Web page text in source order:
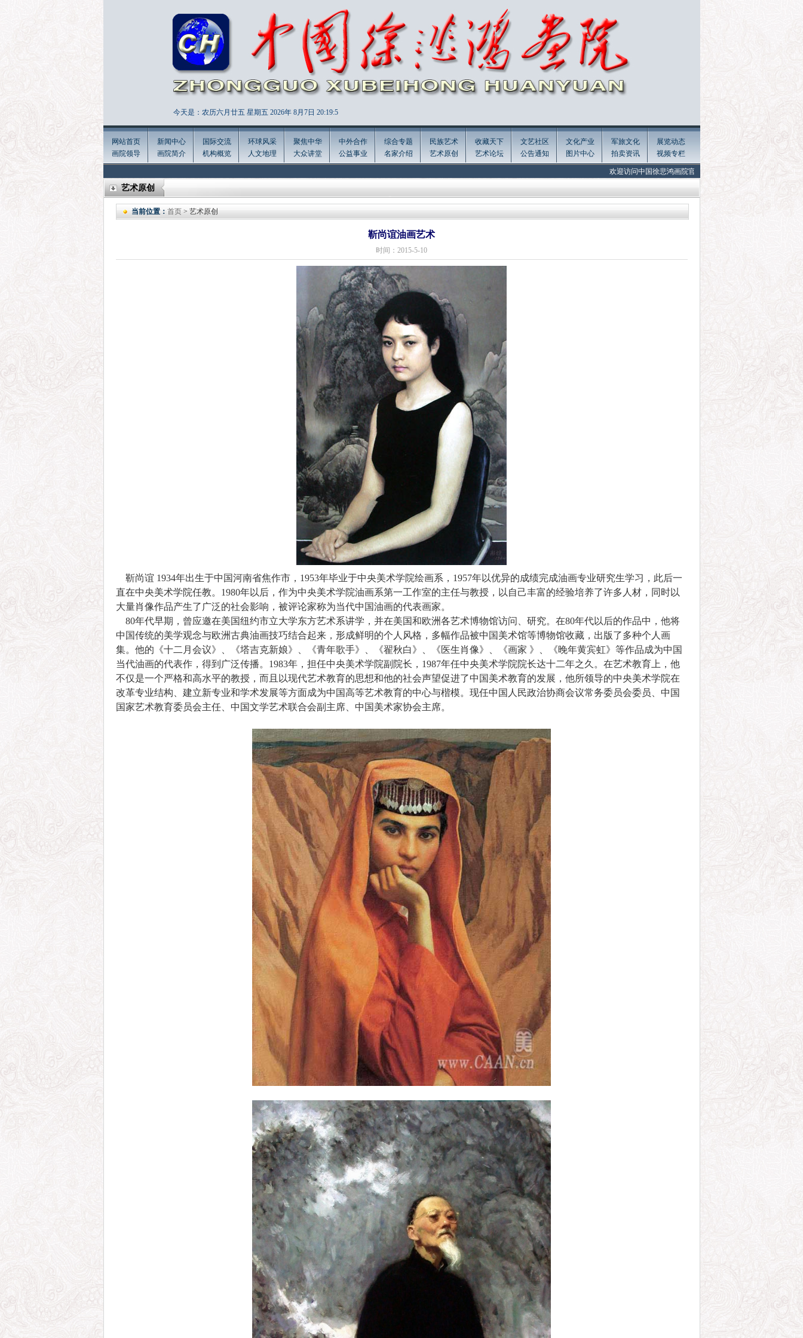
今天是：农历六月廿五 星期五 2026年 8月7日 20:19:7
网站首页
画院领导
新闻中心
画院简介
国际交流
机构概览
环球风采
人文地理
聚焦中华
大众讲堂
中外合作
公益事业
综合专题
名家介绍
民族艺术
艺术原创
收藏天下
艺术论坛
文艺社区
公告通知
文化产业
图片中心
军旅文化
拍卖资讯
展览动态
视频专栏
欢迎访问中国徐悲鸿画院官网! Welcome to the official website of Xu
艺术原创
当前位置： 首页> 艺术原创
靳尚谊油画艺术
时间：2015-5-10
靳尚谊 1934年出生于中国河南省焦作市，1953年毕业于中央美术学院绘画系，1957年以优异的成绩完成油画专业研究生学习，此后一
直在中央美术学院任教。1980年以后，作为中央美术学院油画系第一工作室的主任与教授，以自己丰富的经验培养了许多人材，同时以
大量肖像作品产生了广泛的社会影响，被评论家称为当代中国油画的代表画家。
80年代早期，曾应邀在美国纽约市立大学东方艺术系讲学，并在美国和欧洲各艺术博物馆访问、研究。在80年代以后的作品中，他将
中国传统的美学观念与欧洲古典油画技巧结合起来，形成鲜明的个人风格，多幅作品被中国美术馆等博物馆收藏，出版了多种个人画
集。他的《十二月会议》、《塔吉克新娘》、《青年歌手》、《翟秋白》、《医生肖像》、《画家 》、《晚年黄宾虹》等作品成为中国
当代油画的代表作，得到广泛传播。1983年，担任中央美术学院副院长，1987年任中央美术学院院长达十二年之久。在艺术教育上，他
不仅是一个严格和高水平的教授，而且以现代艺术教育的思想和他的社会声望促进了中国美术教育的发展，他所领导的中央美术学院在
改革专业结构、建立新专业和学术发展等方面成为中国高等艺术教育的中心与楷模。现任中国人民政治协商会议常务委员会委员、中国
国家艺术教育委员会主任、中国文学艺术联合会副主席、中国美术家协会主席。